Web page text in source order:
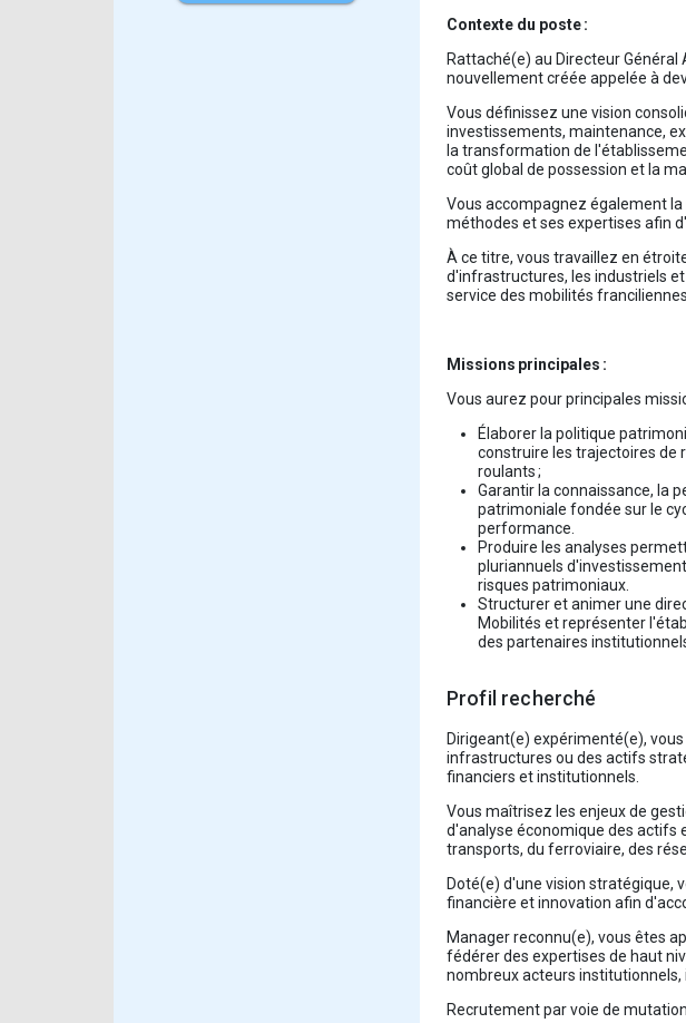
Contexte du poste :
Rattaché(e) au Directeur
nouvellement créée appelée à
Vous définissez une vision
investissements, maintenance,
la transformation de
coût global de possession et la
Vous accompagnez également
méthodes et ses expertises afin
À ce titre, vous travaillez en
d'infrastructures, les industriels
service des mobilités franciliennes.
Missions principales :
Vous aurez pour principales
Élaborer la politique
construire les trajectoires de
roulants ;
Garantir la connaissance, la
patrimoniale fondée sur le
performance.
Produire les analyses
pluriannuels
risques patrimoniaux.
Structurer et animer une
Mobilités et représenter
des partenaires
Profil recherché
Dirigeant(e) expérimenté(e),
infrastructures ou des actifs
financiers et institutionnels.
Vous maîtrisez les enjeux de
d'analyse économique des actifs
transports, du ferroviaire, des
Doté(e) d'une vision stratégique,
financière et innovation afin
Manager reconnu(e), vous êtes
fédérer des expertises de haut
nombreux acteurs institutionnels,
Recrutement par voie de